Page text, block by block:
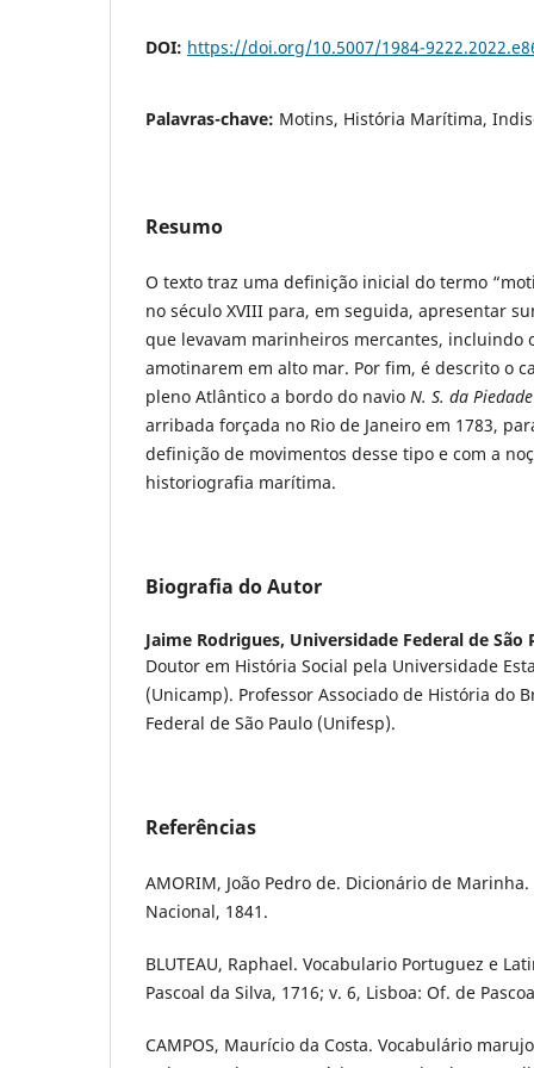
DOI: https://doi.org/10.5007/1984-
Palavras-chave: Motins, História Marítima,
Resumo
O texto traz uma definição inicial do termo
no século XVIII para, em seguida, apresentar
que levavam marinheiros mercantes, incluindo
amotinarem em alto mar. Por fim, é descrito o
pleno Atlântico a bordo do navio N. S. da
arribada forçada no Rio de Janeiro em 1783,
definição de movimentos desse tipo e com a
historiografia marítima.
Biografia do Autor
Jaime Rodrigues, Universidade Federal de São
Doutor em História Social pela Universidade
(Unicamp). Professor Associado de História do
Federal de São Paulo (Unifesp).
Referências
AMORIM, João Pedro de. Dicionário de
Nacional, 1841.
BLUTEAU, Raphael. Vocabulario Portuguez e
Pascoal da Silva, 1716; v. 6, Lisboa: Of. de
CAMPOS, Maurício da Costa. Vocabulário